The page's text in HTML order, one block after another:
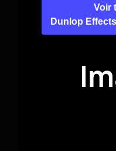
Voir
Dunlop